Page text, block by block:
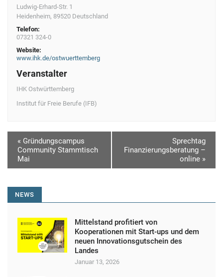
Ludwig-Erhard-Str. 1
Heidenheim, 89520 Deutschland
Telefon:
07321 324-0
Website:
www.ihk.de/ostwuerttemberg
Veranstalter
IHK Ostwürttemberg
Institut für Freie Berufe (IFB)
r
a
n
« Gründungscampus
Community Stammtisch
Mai
Sprechtag
Finanzierungsberatung –
online »
NEWS
Mittelstand profitiert von
Kooperationen mit Start-ups und dem
neuen Innovationsgutschein des
Landes
Januar 13, 2026